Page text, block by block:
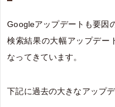
Googleアップデートも要因
検索結果の大幅アップデー
なってきています。
下記に過去の大きなアップ